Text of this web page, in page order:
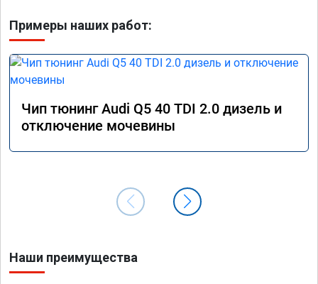
Примеры наших работ:
Чип тюнинг Audi Q5 40 TDI 2.0 дизель и
отключение мочевины
Наши преимущества